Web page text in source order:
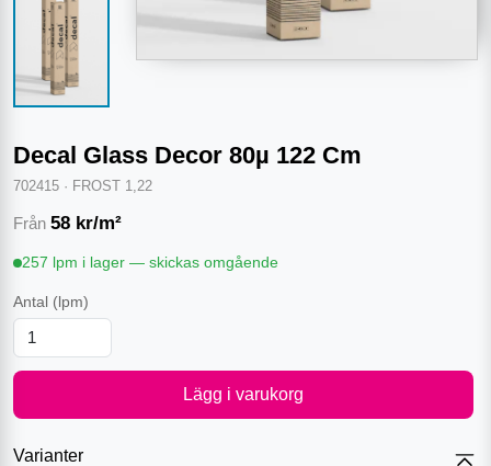
Decal Glass Decor 80µ 122 Cm
702415 · FROST 1,22
Från 58 kr/m²
257 lpm i lager — skickas omgående
Antal (lpm)
Lägg i varukorg
Varianter